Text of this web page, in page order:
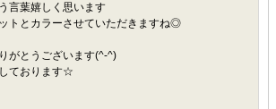
言葉嬉しく思います
トとカラーさせていただきますね◎
がとうございます(^-^)
ております☆